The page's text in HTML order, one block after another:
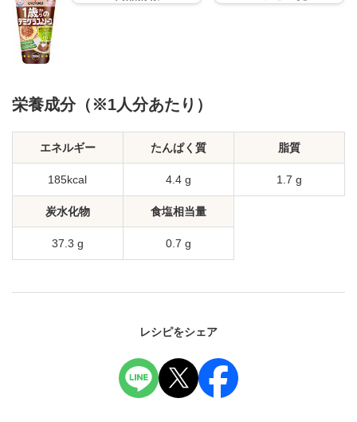
栄養成分（※1人分あたり）
エネルギー
185kcal
たんぱく質
4.4 g
脂質
1.7 g
炭水化物
37.3 g
食塩相当量
0.7 g
レシピをシェア